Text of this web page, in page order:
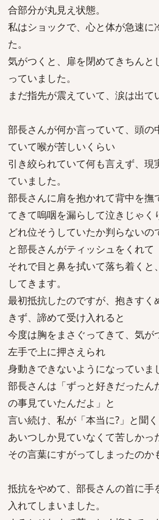
合部分が丸見え状態。
私はショックで、心と体が急速に
た。
気がつくと、扉を閉めてきちんと
っていました。
まだ指先が震えていて、涙は出て
部長さんが何か言っていて、頭の
ていて喉が苦しいくらい
引き絞られていて何も言えず、現
ていました。
部長さんに肩を抱かれて背中を撫
てきて嗚咽を漏らして泣きじゃく
どれ位そうしていたか判らないの
と部長さんがティッシュをくれて
それで目と鼻を拭いて落ち着くと
してきます。
最初抵抗したのですが、抱きすく
きず、諦めて受け入れると
今度は胸をまさぐってきて、気が
左手で上に押さえられ
身動きできないようになっていま
部長さんは「ずっと好きだったん
の事見ていたんだよ」と
言い続け、私が「本当に?」と聞
あいつしか見ていなくて苦しかっ
その言葉にすがってしまったのか
抵抗をやめて、部長さんの首に手
入れてしまいました。